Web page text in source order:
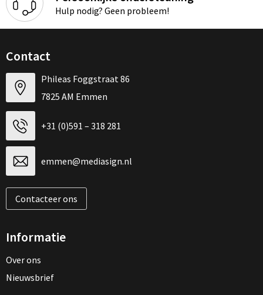
Hulp nodig? Geen probleem!
Contact
Phileas Foggstraat 86
7825 AM Emmen
+31 (0)591 – 318 281
emmen@mediasign.nl
Contacteer ons
Informatie
Over ons
Nieuwsbrief